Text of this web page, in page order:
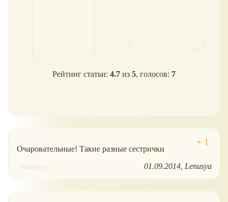
Рейтинг статьи: 4.7 из 5, голосов: 7
Очаровательные! Такие разные сестрички
ответить 01.09.2014 Lenusya